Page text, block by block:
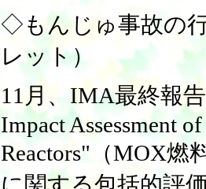
◇もんじゅ事故の
レット）
11月、IMA最終報
Impact Assessment
Reactors"（MOX燃